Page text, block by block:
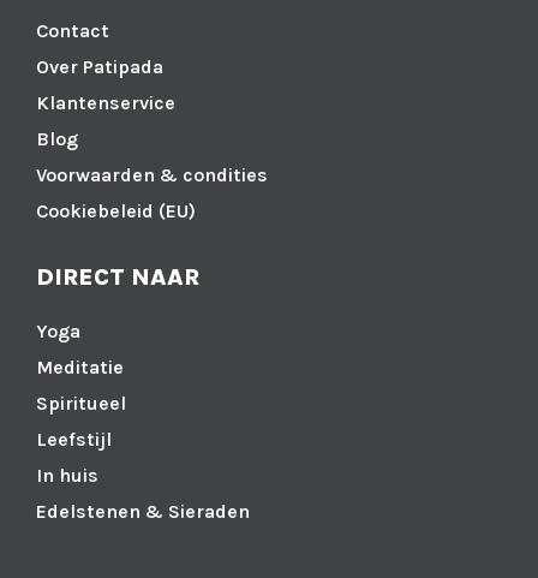
Contact
Over Patipada
Klantenservice
Blog
Voorwaarden & condities
Cookiebeleid (EU)
DIRECT NAAR
Yoga
Meditatie
Spiritueel
Leefstijl
In huis
Edelstenen & Sieraden